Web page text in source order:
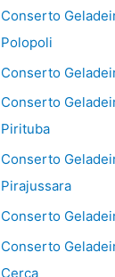
Conserto
Polopoli
Conserto
Conserto
Pirituba
Conserto
Pirajussara
Conserto
Conserto
Cerca